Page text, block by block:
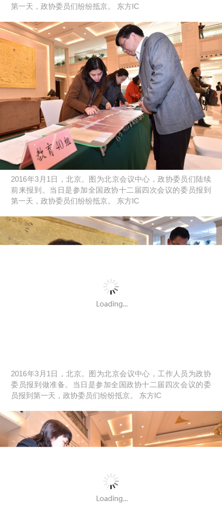
第一天，政协委员们纷纷抵京。 东方IC
2016年3月1日，北京。图为北京会议中心，政协委员们陆续
前来报到。当日是参加全国政协十二届四次会议的委员报到
第一天，政协委员们纷纷抵京。 东方IC
2016年3月1日，北京。图为北京会议中心，工作人员为政协
委员报到做准备。当日是参加全国政协十二届四次会议的委
员报到第一天，政协委员们纷纷抵京。 东方IC